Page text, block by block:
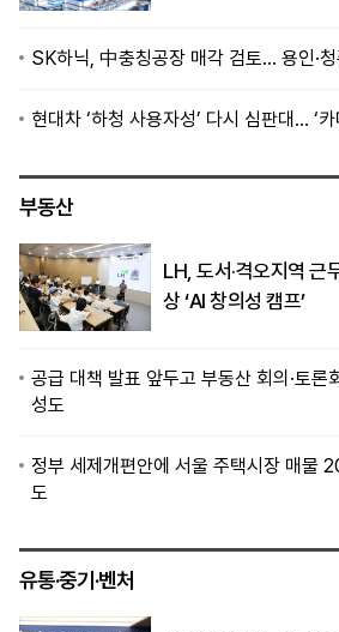
SK하닉, 中충칭공장 매각 검토… 용인·
현대차 ‘하청 사용자성’ 다시 심판대… ‘
부동산
LH, 도서·격오지역 근
상 ‘AI 창의성 캠프’
공급 대책 발표 앞두고 부동산 회의·토
성도
정부 세제개편안에 서울 주택시장 매
도
유통·중기·벤처